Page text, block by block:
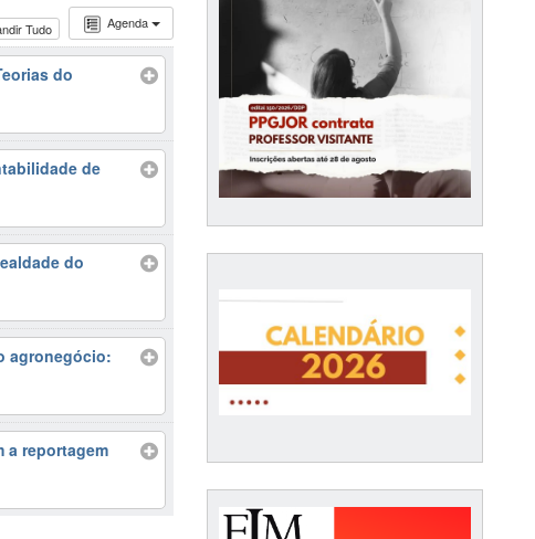
Agenda
Tudo
do
de
do
agronegócio:
a reportagem